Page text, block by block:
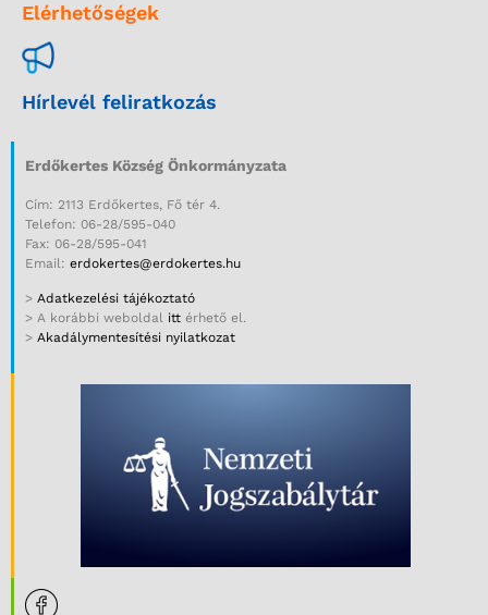
Elérhetőségek
Hírlevél feliratkozás
Erdőkertes Község Önkormányzata
Cím: 2113 Erdőkertes, Fő tér 4.
Telefon: 06-28/595-040
Fax: 06-28/595-041
Email: erdokertes@erdokertes.hu
> Adatkezelési tájékoztató
> A korábbi weboldal itt érhető el.
> Akadálymentesítési nyilatkozat